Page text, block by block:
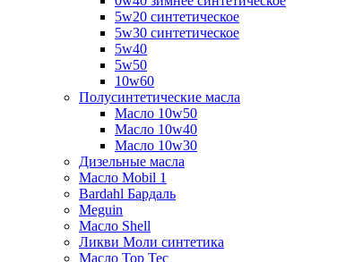
5w20 синтетическое
5w30 синтетическое
5w40
5w50
10w60
Полусинтетические масла
Масло 10w50
Масло 10w40
Масло 10w30
Дизельные масла
Масло Mobil 1
Bardahl Бардаль
Meguin
Масло Shell
Ликви Моли синтетика
Масло Top Tec